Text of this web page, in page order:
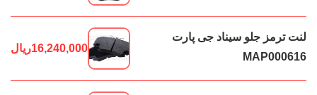
لنت ترمز جلو سیناد جی پارت
MAP000616
16,240,000ریال